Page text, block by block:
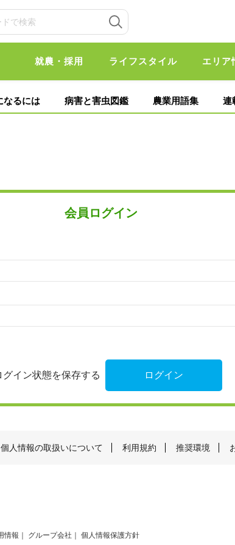
就農・採用 ライフスタイル エリア
なるには 病害と害虫図鑑 農業用語集 連
会員ログイン
グイン状態を保存する
個人情報の取扱いについて 利用規約 推奨環境
情報 グループ会社 個人情報保護方針